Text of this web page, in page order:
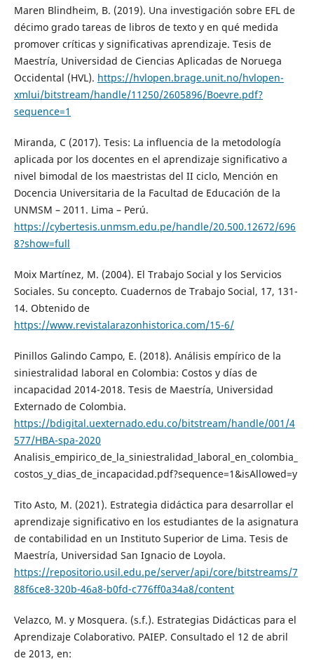
Maren Blindheim, B. (2019). Una investigación sobre EFL de
décimo grado tareas de libros de texto y en qué medida
promover críticas y significativas aprendizaje. Tesis de
Maestría, Universidad de Ciencias Aplicadas de Noruega
Occidental (HVL). https://hvlopen.brage.unit.no/hvlopen-
xmlui/bitstream/handle/11250/2605896/Boevre.pdf?
sequence=1
Miranda, C (2017). Tesis: La influencia de la metodología
aplicada por los docentes en el aprendizaje significativo a
nivel bimodal de los maestristas del II ciclo, Mención en
Docencia Universitaria de la Facultad de Educación de la
UNMSM – 2011. Lima – Perú.
https://cybertesis.unmsm.edu.pe/handle/20.500.12672/696
8?show=full
Moix Martínez, M. (2004). El Trabajo Social y los Servicios
Sociales. Su concepto. Cuadernos de Trabajo Social, 17, 131-
14. Obtenido de
https://www.revistalarazonhistorica.com/15-6/
Pinillos Galindo Campo, E. (2018). Análisis empírico de la
siniestralidad laboral en Colombia: Costos y días de
incapacidad 2014-2018. Tesis de Maestría, Universidad
Externado de Colombia.
https://bdigital.uexternado.edu.co/bitstream/handle/001/4
577/HBA-spa-2020
Analisis_empirico_de_la_siniestralidad_laboral_en_colombia_
costos_y_dias_de_incapacidad.pdf?sequence=1&isAllowed=y
Tito Asto, M. (2021). Estrategia didáctica para desarrollar el
aprendizaje significativo en los estudiantes de la asignatura
de contabilidad en un Instituto Superior de Lima. Tesis de
Maestría, Universidad San Ignacio de Loyola.
https://repositorio.usil.edu.pe/server/api/core/bitstreams/7
88f6ce8-320b-46a8-b0fd-c776ff0a34a8/content
Velazco, M. y Mosquera. (s.f.). Estrategias Didácticas para el
Aprendizaje Colaborativo. PAIEP. Consultado el 12 de abril
de 2013, en: